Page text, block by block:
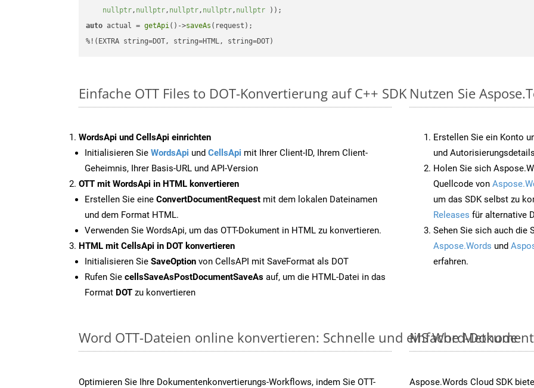
nullptr, nullptr, nullptr, nullptr, nullptr ))
auto actual = getApi()->saveAs (request);
%!(EXTRA string=DOT, string=HTML, string=DOT)
Einfache OTT Files to DOT-Konvertierung auf C++ SDK
WordsApi und CellsApi einrichten
Initialisieren Sie WordsApi und CellsApi mit Ihrer Client-ID, Ihrem Client-
Geheimnis, Ihrer Basis-URL und API-Version
OTT mit WordsApi in HTML konvertieren
Erstellen Sie eine ConvertDocumentRequest mit dem lokalen Dateinamen
und dem Format HTML.
Verwenden Sie WordsApi, um das OTT-Dokument in HTML zu konvertieren.
HTML mit CellsApi in DOT konvertieren
Initialisieren Sie SaveOption von CellsAPI mit SaveFormat als DOT
Rufen Sie cellsSaveAsPostDocumentSaveAs auf, um die HTML-Datei in das
Format DOT zu konvertieren
Nutzen Sie
Erstellen Sie ein Konto
und
Holen Sie sich
Quellcode von
um das SDK selbst zu
Releases für alternative
Sehen Sie sich auch die
Aspose.Words und
erfahren.
Word OTT-Dateien online konvertieren: Schnelle und einfache Methode
Optimieren Sie Ihre Dokumentenkonvertierungs-Workflows, indem Sie OTT-
MS Word-
Aspose.Words Cloud SDK